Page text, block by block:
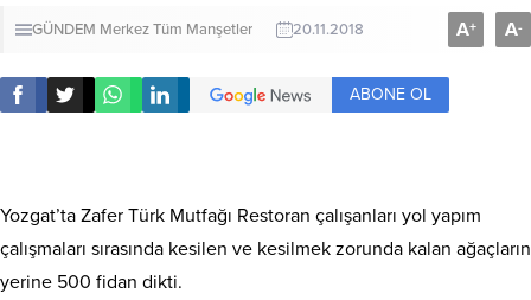
GÜNDEM MerkezTüm Manşetler 20.11.2018 A+ A-
ABONE OL
Yozgat’ta Zafer Türk Mutfağı Restoran çalışanları yol yapım
çalışmaları sırasında kesilen ve kesilmek zorunda kalan ağaçların
yerine 500 fidan dikti.